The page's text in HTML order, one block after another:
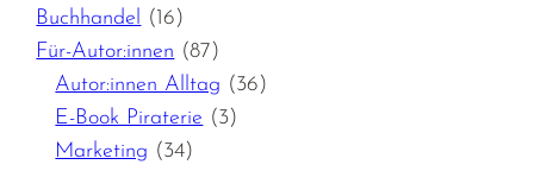
Buchhandel
(16)
Für-Autor:innen (87)
Autor:innen Alltag (36)
E-Book Piraterie (3)
Marketing (34)